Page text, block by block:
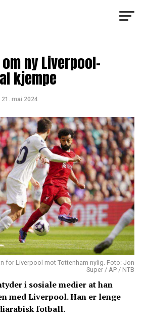
ny Liverpool-
kjempe
21. mai 2024
for Liverpool mot Tottenham nylig. Foto: Jon
Super / AP / NTB
i sosiale medier at han
med Liverpool. Han er lenge
fotball.